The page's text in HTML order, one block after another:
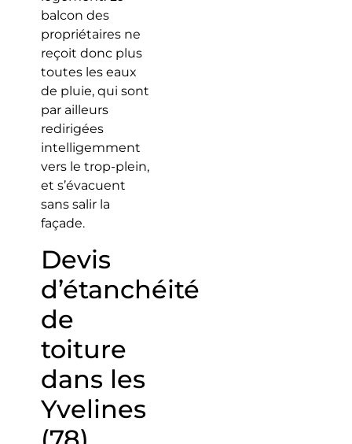
balcon des
propriétaires ne
reçoit donc plus
toutes les eaux
de pluie, qui sont
par ailleurs
redirigées
intelligemment
vers le trop-plein,
et s’évacuent
sans salir la
façade.
Devis
d’étanchéité
de
toiture
dans les
Yvelines